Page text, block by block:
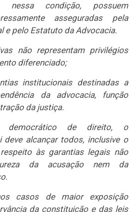
condição, possuem
asseguradas pela
e pelo Estatuto da Advocacia.
não representam privilégios
diferenciado;
institucionais destinadas a
da advocacia, função
da justiça.
de direito, o
deve alcançar todos, inclusive o
às garantias legais não
da acusação nem da
casos de maior exposição
da constituição e das leis